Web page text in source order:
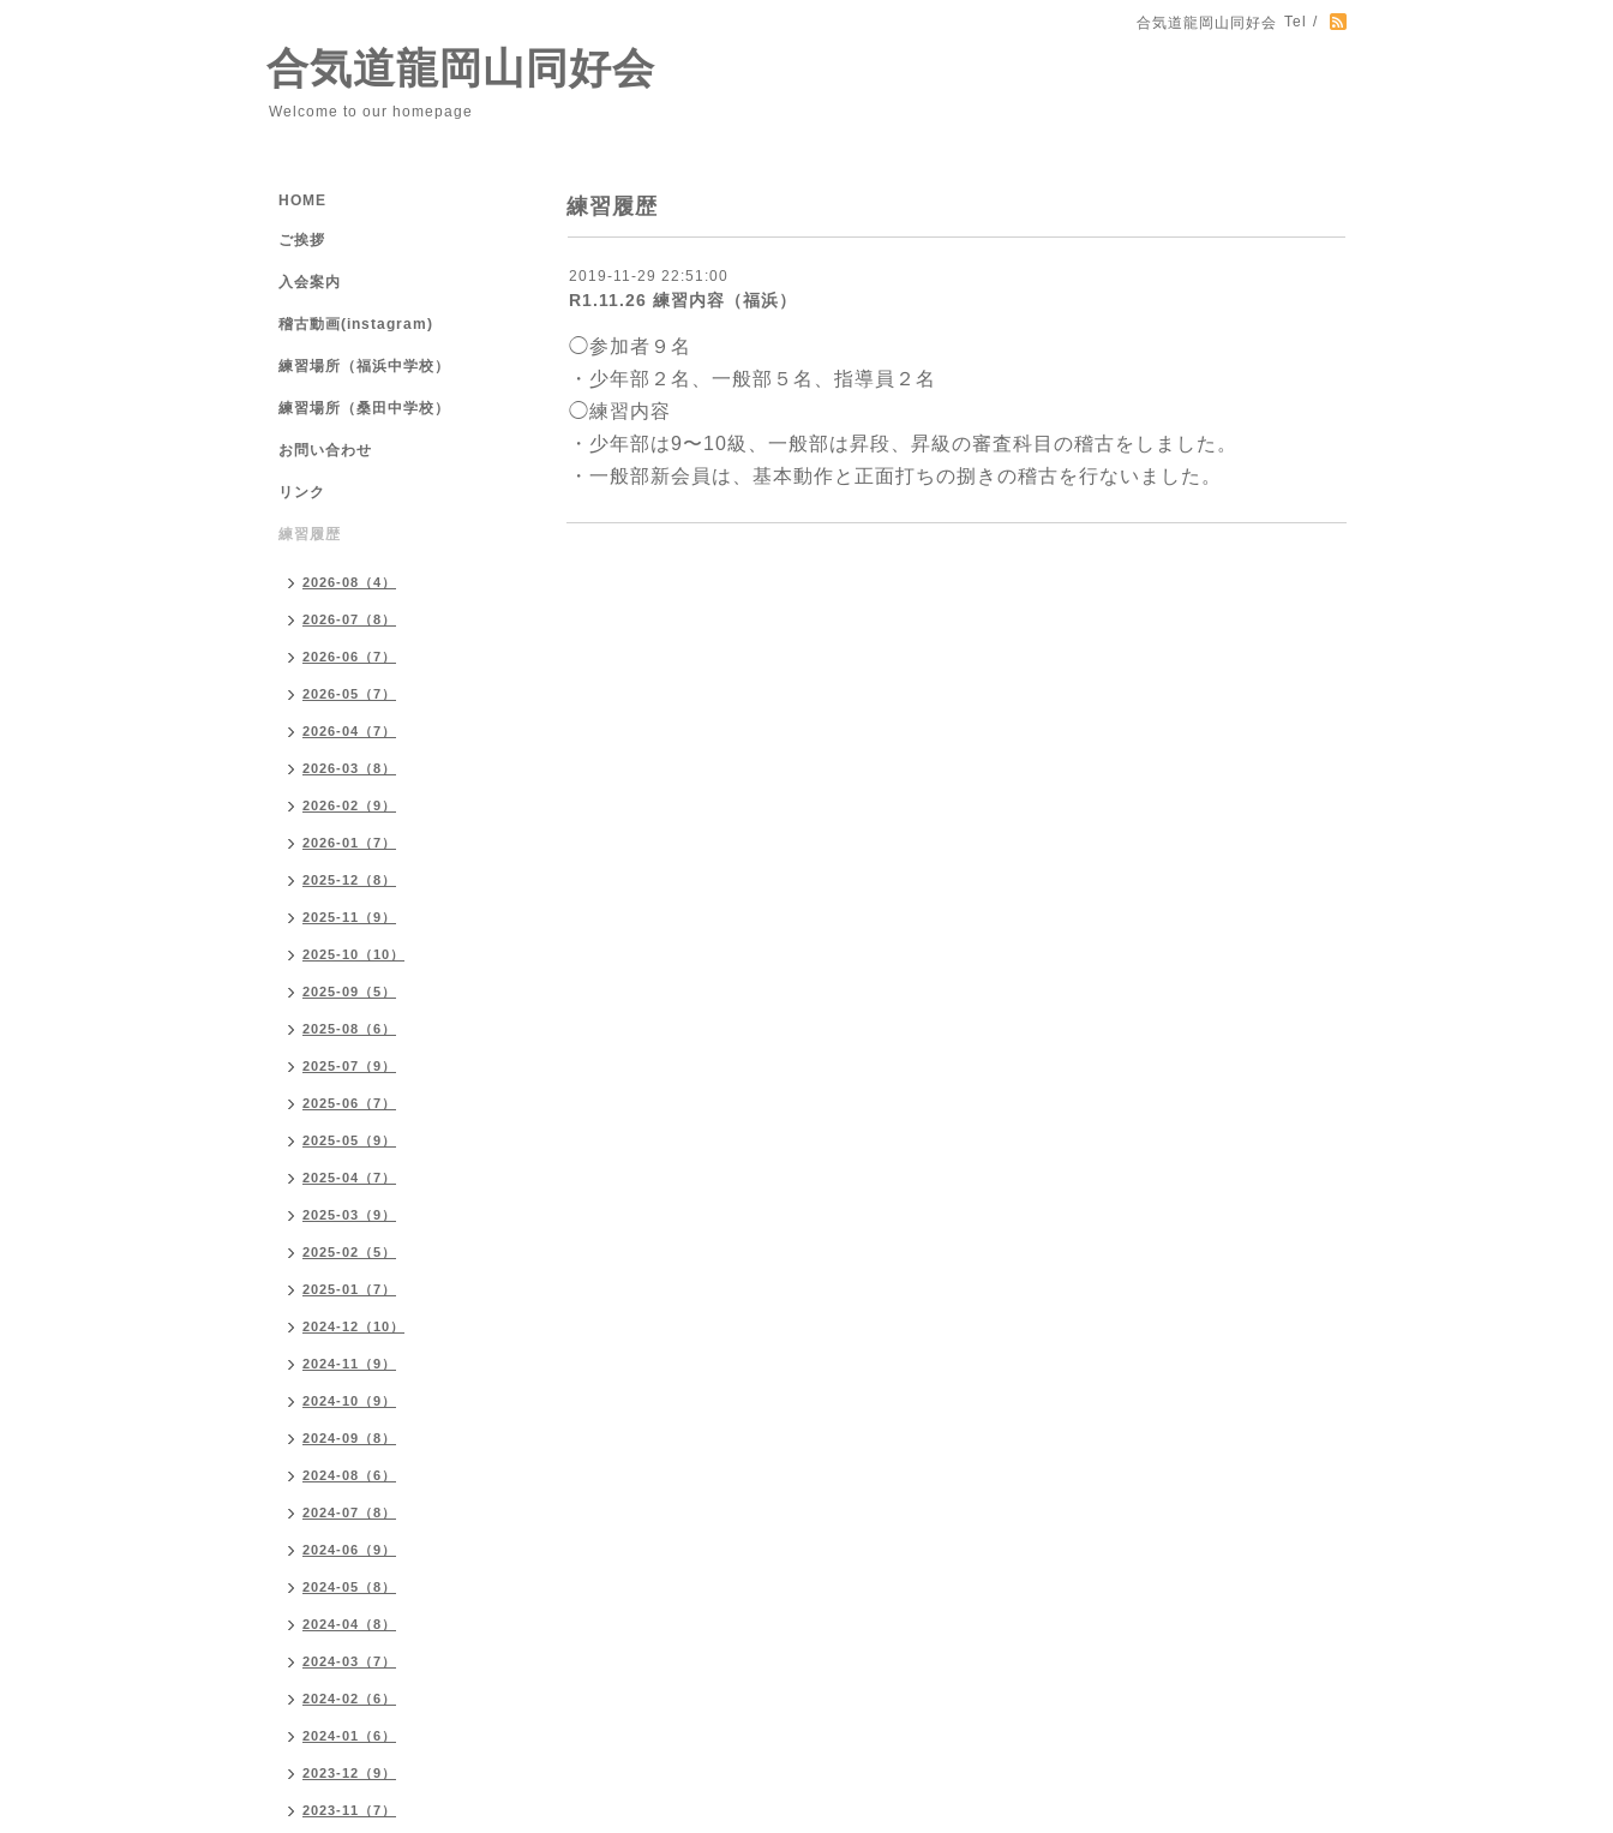
合気道龍岡山同好会 Tel /
合気道龍岡山同好会
Welcome to our homepage
練習履歴
2019-11-29 22:51:00
R1.11.26 練習内容（福浜）
◯参加者９名
・少年部２名、一般部５名、指導員２名
◯練習内容
・少年部は9〜10級、一般部は昇段、昇級の審査科目の稽古をしました。
・一般部新会員は、基本動作と正面打ちの捌きの稽古を行ないました。
HOME
ご挨拶
入会案内
稽古動画(instagram)
練習場所（福浜中学校）
練習場所（桑田中学校）
お問い合わせ
リンク
練習履歴
2026-08（4）
2026-07（8）
2026-06（7）
2026-05（7）
2026-04（7）
2026-03（8）
2026-02（9）
2026-01（7）
2025-12（8）
2025-11（9）
2025-10（10）
2025-09（5）
2025-08（6）
2025-07（9）
2025-06（7）
2025-05（9）
2025-04（7）
2025-03（9）
2025-02（5）
2025-01（7）
2024-12（10）
2024-11（9）
2024-10（9）
2024-09（8）
2024-08（6）
2024-07（8）
2024-06（9）
2024-05（8）
2024-04（8）
2024-03（7）
2024-02（6）
2024-01（6）
2023-12（9）
2023-11（7）